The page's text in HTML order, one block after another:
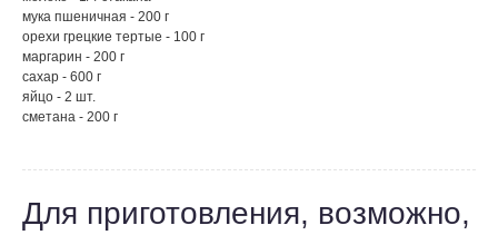
мука пшеничная - 200 г
орехи грецкие тертые - 100 г
маргарин - 200 г
сахар - 600 г
яйцо - 2 шт.
сметана - 200 г
Для приготовления, возможно,